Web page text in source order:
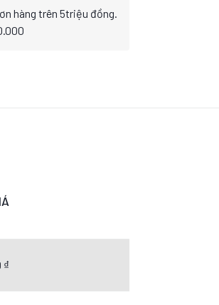
hàng trên 5triệu đồng.
₫